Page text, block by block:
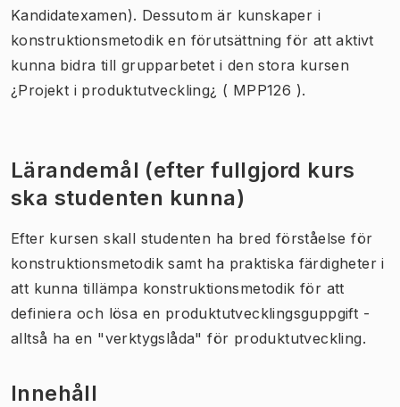
Kandidatexamen). Dessutom är kunskaper i
konstruktionsmetodik en förutsättning för att aktivt
kunna bidra till grupparbetet i den stora kursen
¿Projekt i produktutveckling¿ ( MPP126 ).
Lärandemål (efter fullgjord kurs
ska studenten kunna)
Efter kursen skall studenten ha bred förståelse för
konstruktionsmetodik samt ha praktiska färdigheter i
att kunna tillämpa konstruktionsmetodik för att
definiera och lösa en produktutvecklingsguppgift -
alltså ha en "verktygslåda" för produktutveckling.
Innehåll